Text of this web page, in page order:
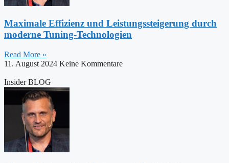
Maximale Effizienz und Leistungssteigerung durch
moderne Tuning-Technologien
Read More »
11. August 2024 Keine Kommentare
Insider BLOG